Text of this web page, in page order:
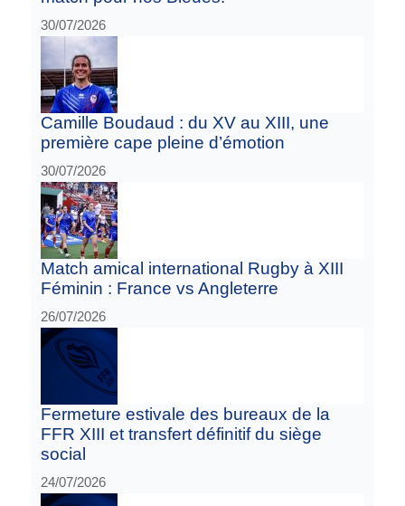
30/07/2026
Camille Boudaud : du XV au XIII, une
première cape pleine d’émotion
30/07/2026
Match amical international Rugby à XIII
Féminin : France vs Angleterre
26/07/2026
Fermeture estivale des bureaux de la
FFR XIII et transfert définitif du siège
social
24/07/2026